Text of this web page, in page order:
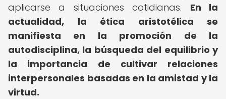
aplicarse a situaciones cotidianas. En la
actualidad, la ética aristotélica se
manifiesta en la promoción de la
autodisciplina, la búsqueda del equilibrio y
la importancia de cultivar relaciones
interpersonales basadas en la amistad y la
virtud.